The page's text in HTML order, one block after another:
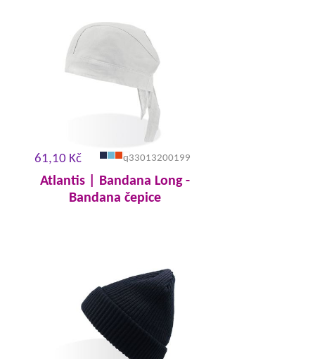
61,10 Kč q33013200199
Atlantis | Bandana Long -
Bandana čepice